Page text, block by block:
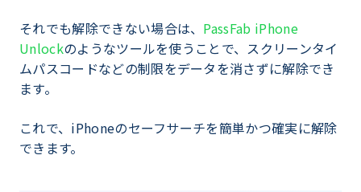
それでも解除できない場合は、 PassFab iPhone
Unlockのようなツールを使うことで、スクリーンタイ
ムパスコードなどの制限をデータを消さずに解除でき
ます。
これで、iPhoneのセーフサーチを簡単かつ確実に解除
できます。